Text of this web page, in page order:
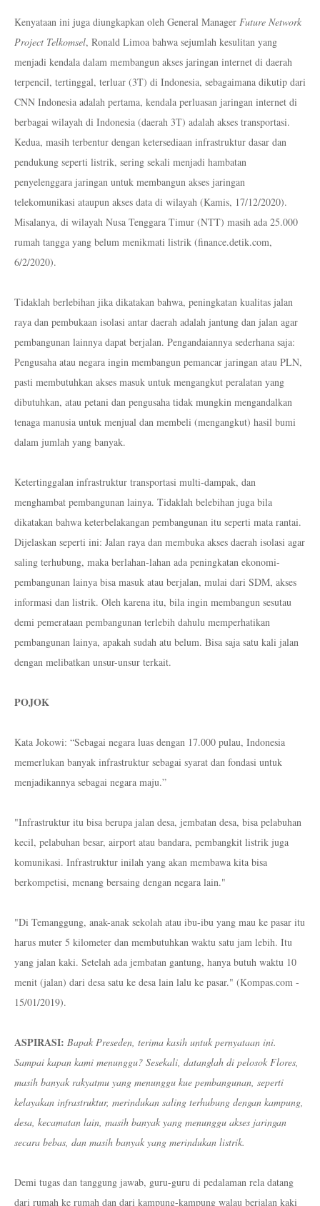
Kenyataan ini juga diungkapkan oleh General Manager Future Network
Project Telkomsel, Ronald Limoa bahwa sejumlah kesulitan yang
menjadi kendala dalam membangun akses jaringan internet di daerah
terpencil, tertinggal, terluar (3T) di Indonesia, sebagaimana dikutip dari
CNN Indonesia adalah pertama, kendala perluasan jaringan internet di
berbagai wilayah di Indonesia (daerah 3T) adalah akses transportasi.
Kedua, masih terbentur dengan ketersediaan infrastruktur dasar dan
pendukung seperti listrik, sering sekali menjadi hambatan
penyelenggara jaringan untuk membangun akses jaringan
telekomunikasi ataupun akses data di wilayah (Kamis, 17/12/2020).
Misalanya, di wilayah Nusa Tenggara Timur (NTT) masih ada 25.000
rumah tangga yang belum menikmati listrik (finance.detik.com,
6/2/2020).
Tidaklah berlebihan jika dikatakan bahwa, peningkatan kualitas jalan
raya dan pembukaan isolasi antar daerah adalah jantung dan jalan agar
pembangunan lainnya dapat berjalan. Pengandaiannya sederhana saja:
Pengusaha atau negara ingin membangun pemancar jaringan atau PLN,
pasti membutuhkan akses masuk untuk mengangkut peralatan yang
dibutuhkan, atau petani dan pengusaha tidak mungkin mengandalkan
tenaga manusia untuk menjual dan membeli (mengangkut) hasil bumi
dalam jumlah yang banyak.
Ketertinggalan infrastruktur transportasi multi-dampak, dan
menghambat pembangunan lainya. Tidaklah belebihan juga bila
dikatakan bahwa keterbelakangan pembangunan itu seperti mata rantai.
Dijelaskan seperti ini: Jalan raya dan membuka akses daerah isolasi agar
saling terhubung, maka berlahan-lahan ada peningkatan ekonomi-
pembangunan lainya bisa masuk atau berjalan, mulai dari SDM, akses
informasi dan listrik. Oleh karena itu, bila ingin membangun sesutau
demi pemerataan pembangunan terlebih dahulu memperhatikan
pembangunan lainya, apakah sudah atu belum. Bisa saja satu kali jalan
dengan melibatkan unsur-unsur terkait.
POJOK
Kata Jokowi: “Sebagai negara luas dengan 17.000 pulau, Indonesia
memerlukan banyak infrastruktur sebagai syarat dan fondasi untuk
menjadikannya sebagai negara maju.”
"Infrastruktur itu bisa berupa jalan desa, jembatan desa, bisa pelabuhan
kecil, pelabuhan besar, airport atau bandara, pembangkit listrik juga
komunikasi. Infrastruktur inilah yang akan membawa kita bisa
berkompetisi, menang bersaing dengan negara lain."
"Di Temanggung, anak-anak sekolah atau ibu-ibu yang mau ke pasar itu
harus muter 5 kilometer dan membutuhkan waktu satu jam lebih. Itu
yang jalan kaki. Setelah ada jembatan gantung, hanya butuh waktu 10
menit (jalan) dari desa satu ke desa lain lalu ke pasar." (Kompas.com -
15/01/2019).
ASPIRASI: Bapak Preseden, terima kasih untuk pernyataan ini.
Sampai kapan kami menunggu? Sesekali, datanglah di pelosok Flores,
masih banyak rakyatmu yang menunggu kue pembangunan, seperti
kelayakan infrastruktur, merindukan saling terhubung dengan kampung,
desa, kecamatan lain, masih banyak yang menunggu akses jaringan
secara bebas, dan masih banyak yang merindukan listrik.
Demi tugas dan tanggung jawab, guru-guru di pedalaman rela datang
dari rumah ke rumah dan dari kampung-kampung walau berjalan kaki